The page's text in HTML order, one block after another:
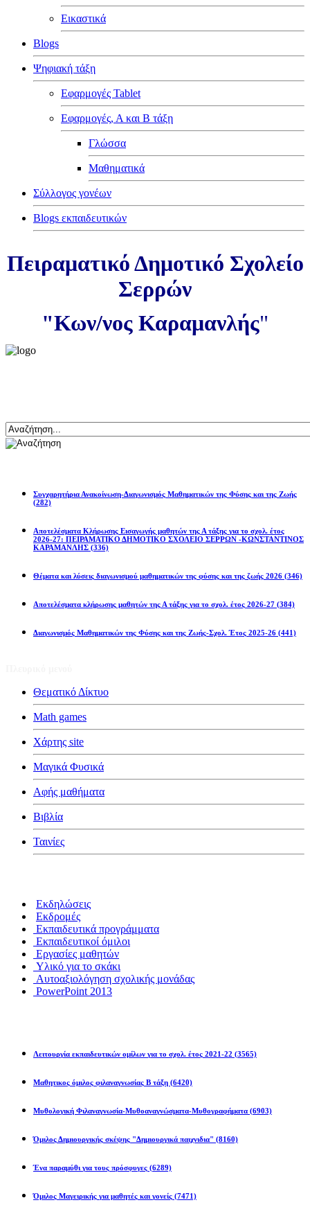
Εικαστικά
Blogs
Ψηφιακή τάξη
Εφαρμογές Tablet
Εφαρμογές, Α και Β τάξη
Γλώσσα
Μαθηματικά
Σύλλογος γονέων
Blogs εκπαιδευτικών
Πειραματικό Δημοτικό Σχολείο
Σερρών
"Κων/νος Καραμανλής"
Συγχαρητήρια Ανακοίνωση-Διαγωνισμός Μαθηματικών της Φύσης και της Ζωής
(282)
Αποτελέσματα Κλήρωσης Εισαγωγής μαθητών της Α τάξης για το σχολ. έτος
2026-27: ΠΕΙΡΑΜΑΤΙΚΟ ΔΗΜΟΤΙΚΟ ΣΧΟΛΕΙΟ ΣΕΡΡΩΝ -ΚΩΝΣΤΑΝΤΙΝΟΣ
ΚΑΡΑΜΑΝΛΗΣ (336)
Θέματα και λύσεις διαγωνισμού μαθηματικών της φύσης και της ζωής 2026 (346)
Αποτελέσματα κλήρωσης μαθητών της Α τάξης για το σχολ. έτος 2026-27 (384)
Διαγωνισμός Μαθηματικών της Φύσης και της Ζωής-Σχολ. Έτος 2025-26 (441)
Θεματικό Δίκτυο
Math games
Χάρτης site
Μαγικά Φυσικά
Αφής μαθήματα
Βιβλία
Ταινίες
Εκδηλώσεις
Εκδρομές
Εκπαιδευτικά προγράμματα
Εκπαιδευτικοί όμιλοι
Εργασίες μαθητών
Υλικό για το σκάκι
Αυτοαξιολόγηση σχολικής μονάδας
PowerPoint 2013
Λειτουργία εκπαιδευτικών ομίλων για το σχολ. έτος 2021-22 (3565)
Μαθητικος όμιλος φιλαναγνωσίας Β τάξη (6420)
Μυθολογική Φιλαναγνωσία-Μυθοαναγνώσματα-Μυθογραφήματα (6903)
Όμιλος Δημιουργικής σκέψης "Δημιουργικά παιχνιδια" (8160)
Ένα παραμύθι για τους πρόσφυγες (6289)
Όμιλος Μαγειρικής για μαθητές και γονείς (7471)